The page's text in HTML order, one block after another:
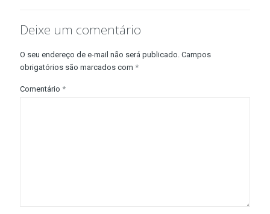
Deixe um comentário
O seu endereço de e-mail não será publicado. Campos
obrigatórios são marcados com *
Comentário *